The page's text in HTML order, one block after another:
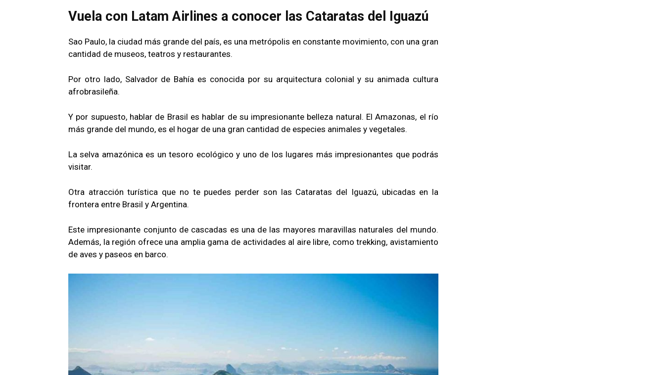
Vuela con Latam Airlines a conocer las Cataratas del Iguazú
Sao Paulo, la ciudad más grande del país, es una metrópolis en constante movimiento, con una gran
cantidad de museos, teatros y restaurantes.
Por otro lado, Salvador de Bahía es conocida por su arquitectura colonial y su animada cultura
afrobrasileña.
Y por supuesto, hablar de Brasil es hablar de su impresionante belleza natural. El Amazonas, el río
más grande del mundo, es el hogar de una gran cantidad de especies animales y vegetales.
La selva amazónica es un tesoro ecológico y uno de los lugares más impresionantes que podrás
visitar.
Otra atracción turística que no te puedes perder son las Cataratas del Iguazú, ubicadas en la
frontera entre Brasil y Argentina.
Este impresionante conjunto de cascadas es una de las mayores maravillas naturales del mundo.
Además, la región ofrece una amplia gama de actividades al aire libre, como trekking, avistamiento
de aves y paseos en barco.